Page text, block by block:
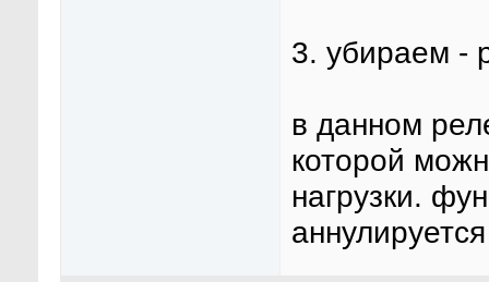
3. убираем -
в данном
которой
нагрузки.
аннулируется